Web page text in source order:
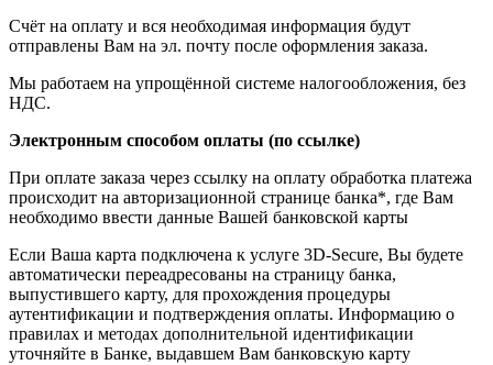
Счёт на оплату и вся необходимая информация будут
отправлены Вам на эл. почту после оформления заказа.
Мы работаем на упрощённой системе налогообложения, без
НДС.
Электронным способом оплаты (по ссылке)
При оплате заказа через ссылку на оплату обработка платежа
происходит на авторизационной странице банка*, где Вам
необходимо ввести данные Вашей банковской карты
Если Ваша карта подключена к услуге 3D-Secure, Вы будете
автоматически переадресованы на страницу банка,
выпустившего карту, для прохождения процедуры
аутентификации и подтверждения оплаты. Информацию о
правилах и методах дополнительной идентификации
уточняйте в Банке, выдавшем Вам банковскую карту